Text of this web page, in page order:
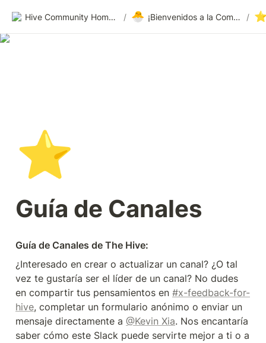
Hive Community Homepage / 🐣 ¡Bienvenidos a la Comunidad Hive! /
⭐
Guía de Canales
Guía de Canales de The Hive:
¿Interesado en crear o actualizar un canal? ¿O tal
vez te gustaría ser el líder de un canal? No dudes
en compartir tus pensamientos en #x-feedback-for-
hive, completar un formulario anónimo o enviar un
mensaje directamente a @Kevin Xia. Nos encantaría
saber cómo este Slack puede servirte mejor a ti o a